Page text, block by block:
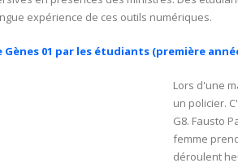
expérience de ces outils numériques.
01 par les étudiants (première
Lors d'une
un policier.
G8. Fausto
femme
déroulent